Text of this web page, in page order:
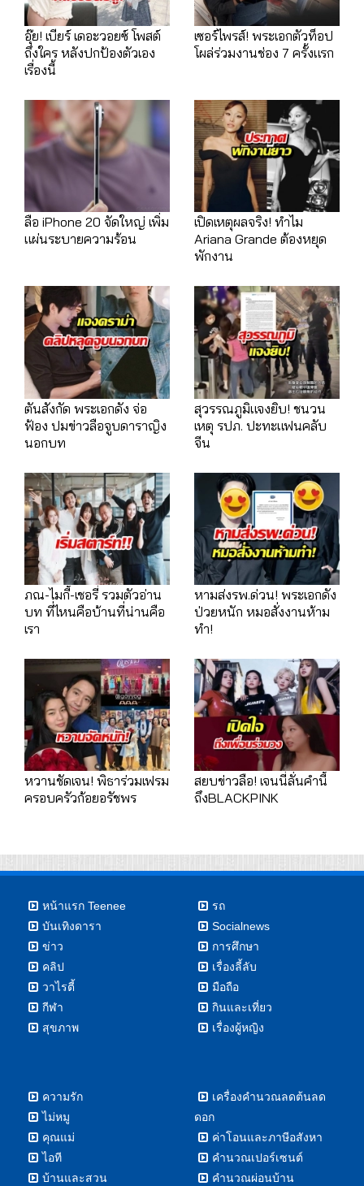
อุ๊ย! เบียร์ เดอะวอยซ์ โพสต์
ถึงใคร หลังปกป้องตัวเอง
เรื่องนี้
เซอร์ไพรส์! พระเอกตัวท็อป
โผล่ร่วมงานช่อง 7 ครั้งแรก
ลือ iPhone 20 จัดใหญ่ เพิ่ม
แผ่นระบายความร้อน
เปิดเหตุผลจริง! ทำไม
Ariana Grande ต้องหยุด
พักงาน
ตันสังกัด พระเอกดัง จ่อ
ฟ้อง ปมข่าวลือจูบดาราญิง
นอกบท
สุวรรณภูมิแจงยิบ! ชนวน
เหตุ รปภ. ปะทะแฟนคลับ
จีน
ภณ-ไมกี้-เชอรี่ รวมตัวอ่าน
บท ที่ไหนคือบ้านที่น่านคือ
เรา
หามส่งรพ.ด่วน! พระเอกดัง
ป่วยหนัก หมอสั่งงานห้าม
ทำ!
หวานชัดเจน! พิธาร่วมเฟรม
ครอบครัวก้อยอรัชพร
สยบข่าวลือ! เจนนี่ลั่นคำนี้
ถึงBLACKPINK
หน้าแรก Teenee
บันเทิงดารา
ข่าว
คลิป
วาไรตี้
กีฬา
สุขภาพ
รถ
Socialnews
การศึกษา
เรื่องลี้ลับ
มือถือ
กินและเที่ยว
เรื่องผู้หญิง
ความรัก
ไม่หมู
คุณแม่
ไอที
บ้านและสวน
เครื่องคำนวณลดต้นลด
ดอก
ค่าโอนและภาษีอสังหา
คำนวณเปอร์เซนต์
คำนวณผ่อนบ้าน